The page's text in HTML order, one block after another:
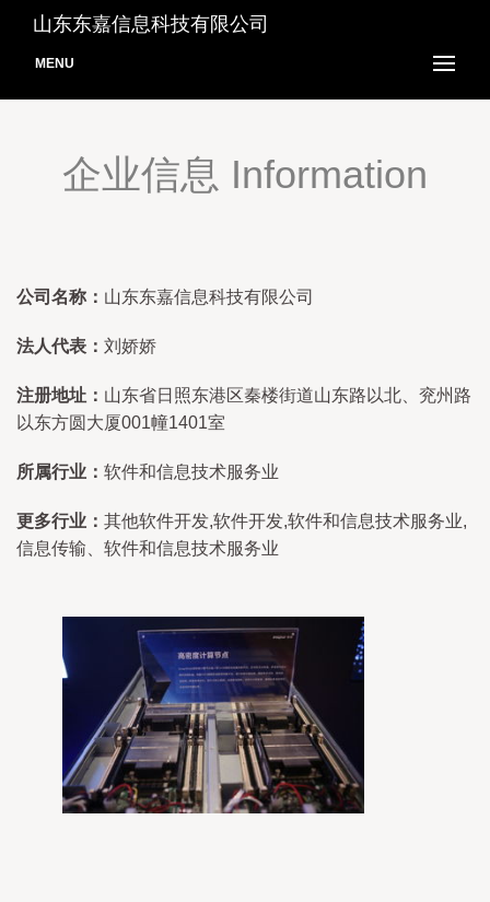
山东东嘉信息科技有限公司
MENU
企业信息 Information
公司名称： 山东东嘉信息科技有限公司
法人代表： 刘娇娇
注册地址： 山东省日照东港区秦楼街道山东路以北、兖州路
以东方圆大厦001幢1401室
所属行业： 软件和信息技术服务业
更多行业： 其他软件开发,软件开发,软件和信息技术服务业,
信息传输、软件和信息技术服务业